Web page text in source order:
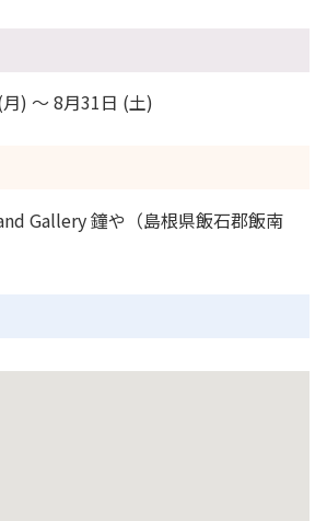
) 〜 8月31日 (土)
Gallery 鐘や（島根県飯石郡飯南